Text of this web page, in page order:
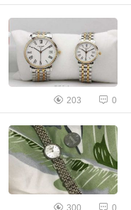
203 0
300 0